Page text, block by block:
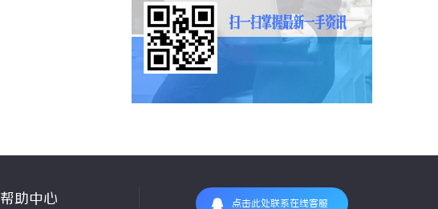
帮助中心 点击此处联系在线客服